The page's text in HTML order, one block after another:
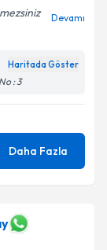
AydınlatmaDevamı
Haritada Göster
: 3
Daha Fazla